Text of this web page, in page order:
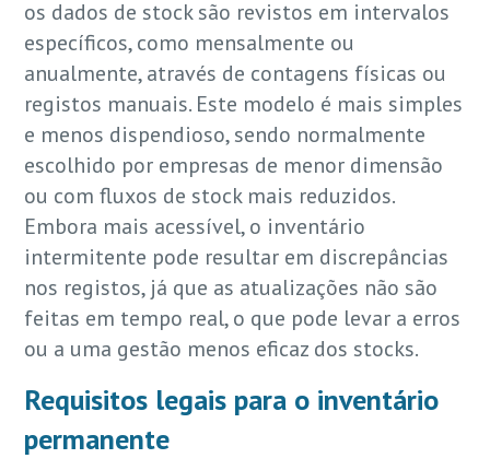
os dados de stock são revistos em intervalos
específicos, como mensalmente ou
anualmente, através de contagens físicas ou
registos manuais. Este modelo é mais simples
e menos dispendioso, sendo normalmente
escolhido por empresas de menor dimensão
ou com fluxos de stock mais reduzidos.
Embora mais acessível, o inventário
intermitente pode resultar em discrepâncias
nos registos, já que as atualizações não são
feitas em tempo real, o que pode levar a erros
ou a uma gestão menos eficaz dos stocks.
Requisitos legais para o inventário
permanente